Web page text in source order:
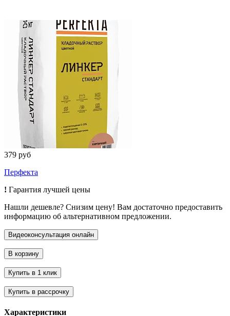
379 руб
Перфекта
! Гарантия лучшей цены
Нашли дешевле? Снизим цену! Вам достаточно предоставить
информацию об альтернативном предложении.
Характеристики